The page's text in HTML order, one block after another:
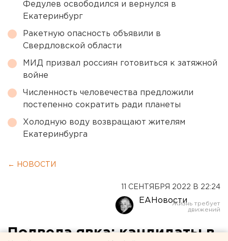
Федулев освободился и вернулся в
Екатеринбург
Ракетную опасность объявили в
Свердловской области
МИД призвал россиян готовиться к затяжной
войне
Численность человечества предложили
постепенно сократить ради планеты
Холодную воду возвращают жителям
Екатеринбурга
← НОВОСТИ
11 СЕНТЯБРЯ 2022 В 22:24
ЕАНовости
Подвела явка: кандидаты в